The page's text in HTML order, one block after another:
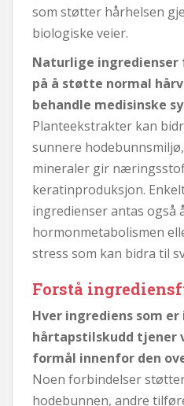
som støtter hårhelsen
biologiske veier.
Naturlige ingredienser
på å støtte normal
behandle medisinske
Planteekstrakter kan
sunnere
mineraler gir
keratinproduksjon.
ingredienser antas også
hormonmetabolismen
stress som kan bidra til
Forstå
Hver ingrediens som
hårtapstilskudd tjener
formål innenfor den
Noen forbindelser
hodebunnen, andre